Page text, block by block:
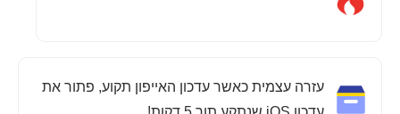
עזרה עצמית כאשר עדכון האייפון תקוע, פתור את